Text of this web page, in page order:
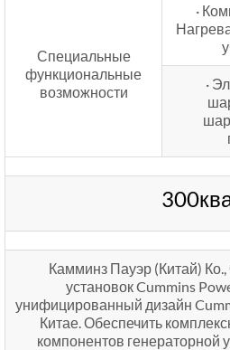
Специальные
функциональные
возможности
·
·
Камминз Пауэр (Китай)
установок Cummins
унифицированный дизайн
Китае. Обеспечить
компонентов генераторной